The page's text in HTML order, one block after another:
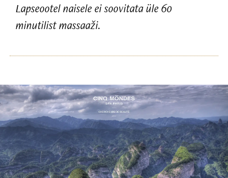
Lapseootel naisele ei soovitata üle 60
minutilist massaaži.